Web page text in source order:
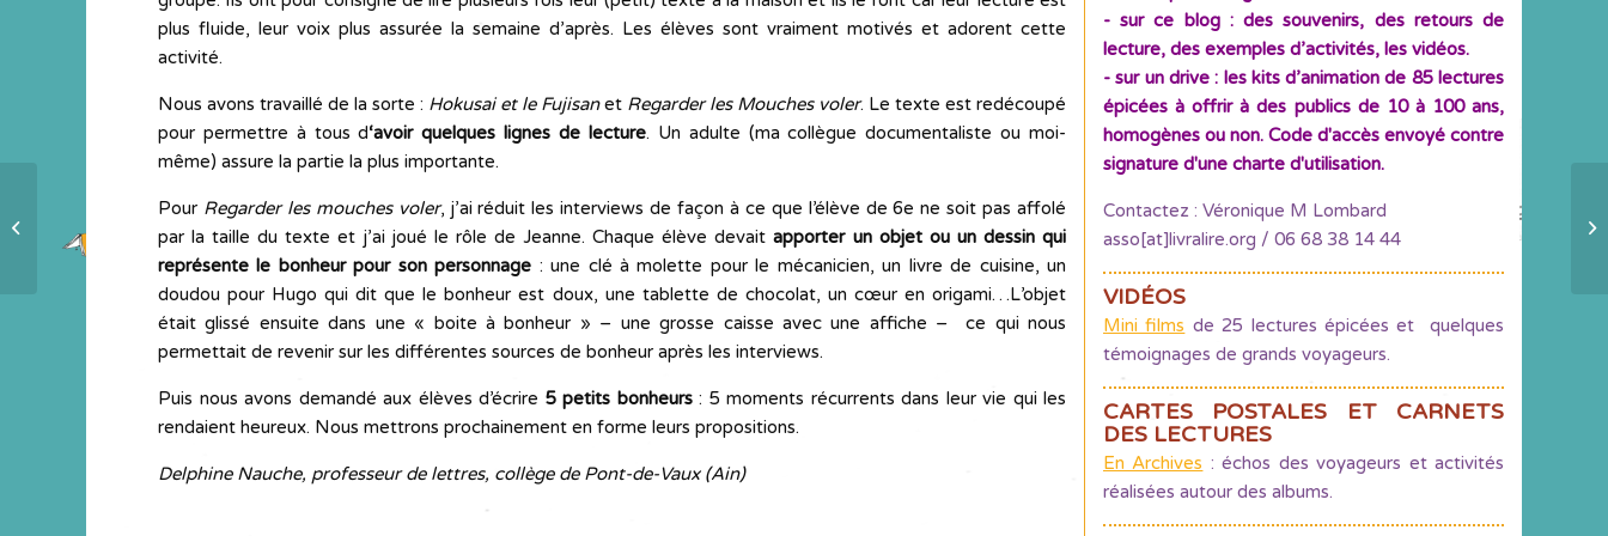
plus fluide, leur voix plus assurée la semaine d’après. Les élèves sont vraiment motivés et adorent cette
activité.
Nous avons travaillé de la sorte : Hokusai et le Fujisanet Regarder les Mouches voler. Le texte est redécoupé
pour permettre à tous d‘avoir quelques lignes de lecture. Un adulte (ma collègue documentaliste ou moi-
même) assure la partie la plus importante.
Pour Regarder les mouches voler, j’ai réduit les interviews de façon à ce que l’élève de 6e ne soit pas affolé
par la taille du texte et j’ai joué le rôle de Jeanne. Chaque élève devaitapporter un objet ou un dessin qui
représente le bonheur pour son personnage : une clé à molette pour le mécanicien, un livre de cuisine, un
doudou pour Hugo qui dit que le bonheur est doux, une tablette de chocolat, un cœur en origami…L’objet
était glissé ensuite dans une « boite à bonheur » – une grosse caisse avec une affiche – ce qui nous
permettait de revenir sur les différentes sources de bonheur après les interviews.
Puis nous avons demandé aux élèves d’écrire 5 petits bonheurs: 5 moments récurrents dans leur vie qui les
rendaient heureux. Nous mettrons prochainement en forme leurs propositions.
Delphine Nauche, professeur de lettres, collège de Pont-de-Vaux (Ain)
- sur ce blog : des souvenirs, des retours de
lecture, des exemples d’activités, les vidéos.
- sur un drive : les kits d’animation de 85 lectures
épicées à offrir à des publics de 10 à 100 ans,
homogènes ou non. Code d'accès envoyé contre
signature d'une charte d'utilisation.
Contactez : Véronique M Lombard
asso[at]livralire.org / 06 68 38 14 44
VIDÉOS
Mini films de 25 lectures épicées et quelques
témoignages de grands voyageurs.
CARTES POSTALES ET CARNETS
DES LECTURES
En Archives : échos des voyageurs et activités
réalisées autour des albums.
On regarde d’autant mieux l’album
qu’on connaît déjà l’histoire
A